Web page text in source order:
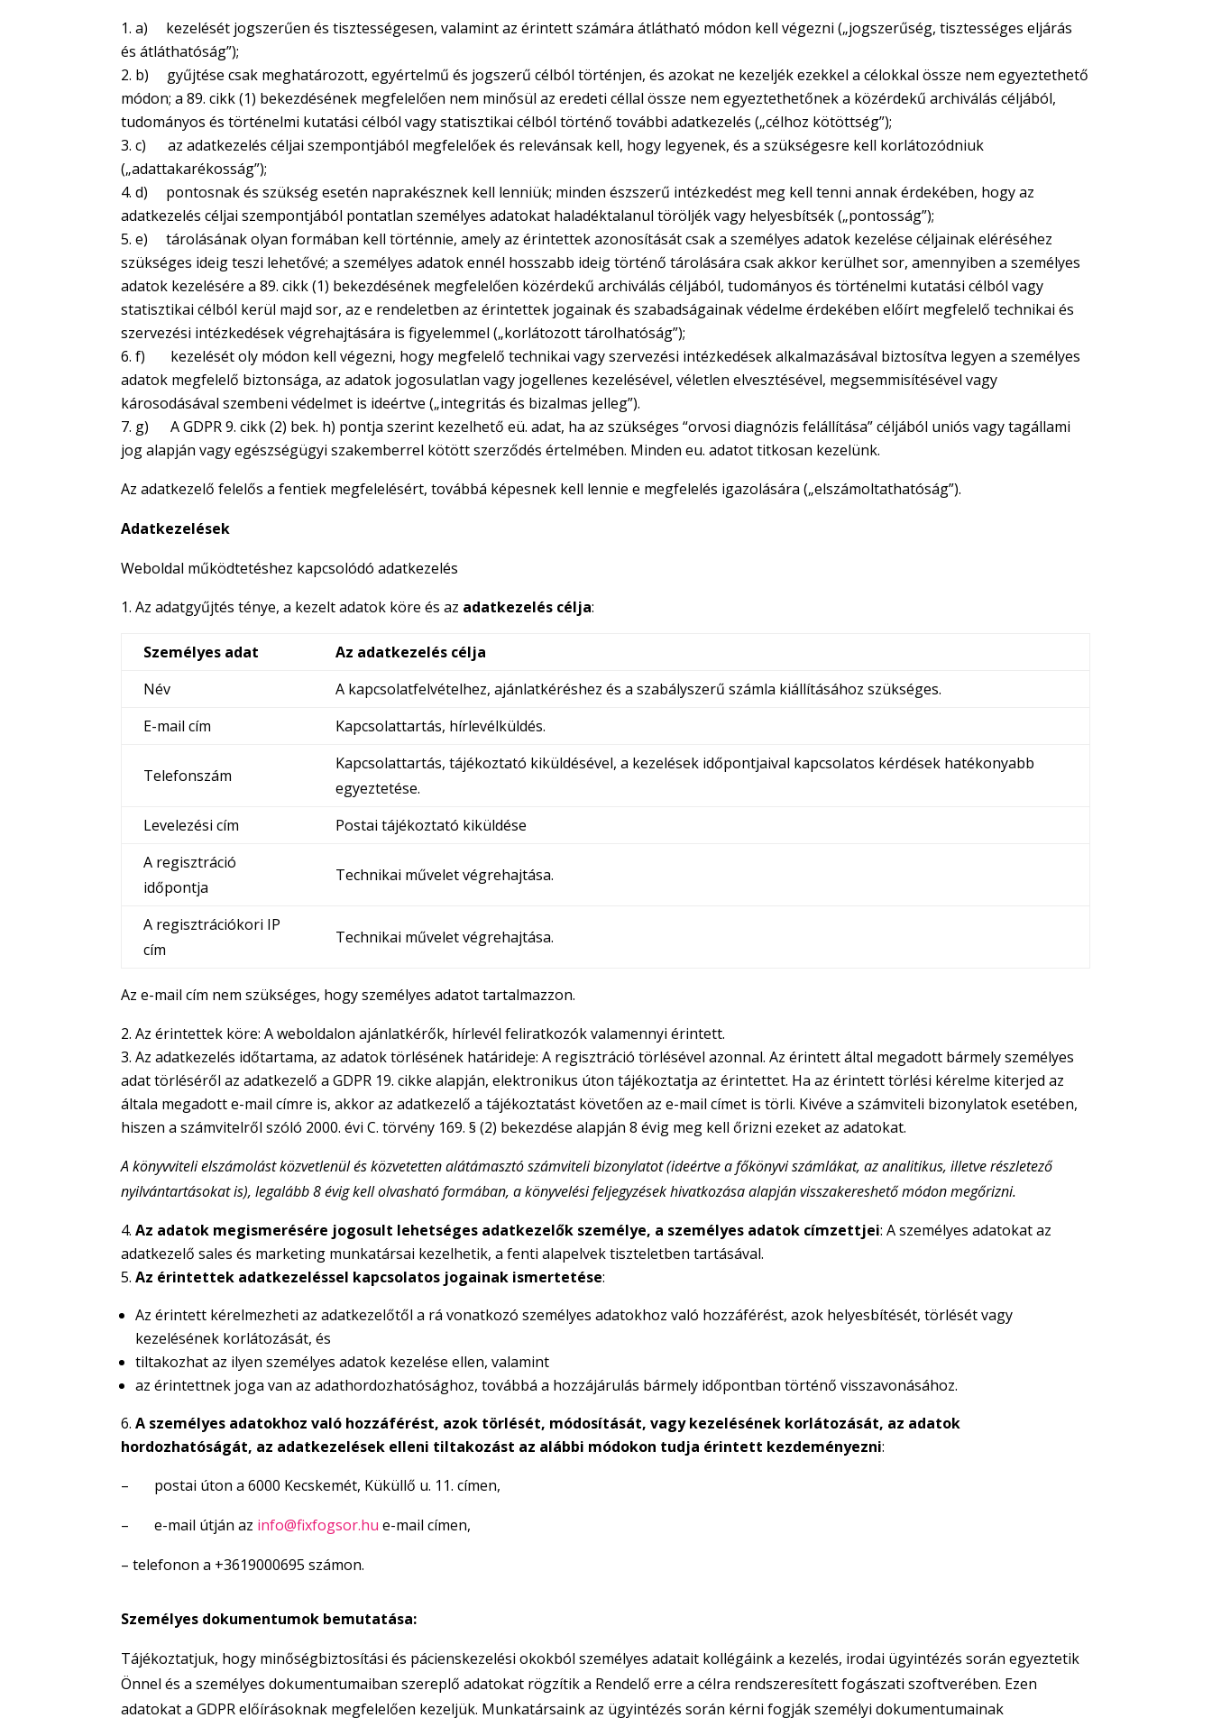
a) kezelését jogszerűen és tisztességesen, valamint az érintett számára átlátható módon kell végezni („jogszerűség, tisztességes eljárás
és átláthatóság”);
b) gyűjtése csak meghatározott, egyértelmű és jogszerű célból történjen, és azokat ne kezeljék ezekkel a célokkal össze nem egyeztethető
módon; a 89. cikk (1) bekezdésének megfelelően nem minősül az eredeti céllal össze nem egyeztethetőnek a közérdekű archiválás céljából,
tudományos és történelmi kutatási célból vagy statisztikai célból történő további adatkezelés („célhoz kötöttség”);
c) az adatkezelés céljai szempontjából megfelelőek és relevánsak kell, hogy legyenek, és a szükségesre kell korlátozódniuk
(„adattakarékosság”);
d) pontosnak és szükség esetén naprakésznek kell lenniük; minden észszerű intézkedést meg kell tenni annak érdekében, hogy az
adatkezelés céljai szempontjából pontatlan személyes adatokat haladéktalanul töröljék vagy helyesbítsék („pontosság”);
e) tárolásának olyan formában kell történnie, amely az érintettek azonosítását csak a személyes adatok kezelése céljainak eléréséhez
szükséges ideig teszi lehetővé; a személyes adatok ennél hosszabb ideig történő tárolására csak akkor kerülhet sor, amennyiben a személyes
adatok kezelésére a 89. cikk (1) bekezdésének megfelelően közérdekű archiválás céljából, tudományos és történelmi kutatási célból vagy
statisztikai célból kerül majd sor, az e rendeletben az érintettek jogainak és szabadságainak védelme érdekében előírt megfelelő technikai és
szervezési intézkedések végrehajtására is figyelemmel („korlátozott tárolhatóság”);
f) kezelését oly módon kell végezni, hogy megfelelő technikai vagy szervezési intézkedések alkalmazásával biztosítva legyen a személyes
adatok megfelelő biztonsága, az adatok jogosulatlan vagy jogellenes kezelésével, véletlen elvesztésével, megsemmisítésével vagy
károsodásával szembeni védelmet is ideértve („integritás és bizalmas jelleg”).
g) A GDPR 9. cikk (2) bek. h) pontja szerint kezelhető eü. adat, ha az szükséges “orvosi diagnózis felállítása” céljából uniós vagy tagállami
jog alapján vagy egészségügyi szakemberrel kötött szerződés értelmében. Minden eu. adatot titkosan kezelünk.
Az adatkezelő felelős a fentiek megfelelésért, továbbá képesnek kell lennie e megfelelés igazolására („elszámoltathatóság”).
Adatkezelések
Weboldal működtetéshez kapcsolódó adatkezelés
Az adatgyűjtés ténye, a kezelt adatok köre és az adatkezelés célja:
Személyes adat
Az adatkezelés célja
Név
A kapcsolatfelvételhez, ajánlatkéréshez és a szabályszerű számla kiállításához szükséges.
E-mail cím
Kapcsolattartás, hírlevélküldés.
Telefonszám
Kapcsolattartás, tájékoztató kiküldésével, a kezelések időpontjaival kapcsolatos kérdések hatékonyabb
egyeztetése.
Levelezési cím
Postai tájékoztató kiküldése
A regisztráció
időpontja
Technikai művelet végrehajtása.
A regisztrációkori IP
cím
Technikai művelet végrehajtása.
Az e-mail cím nem szükséges, hogy személyes adatot tartalmazzon.
Az érintettek köre: A weboldalon ajánlatkérők, hírlevél feliratkozók valamennyi érintett.
Az adatkezelés időtartama, az adatok törlésének határideje: A regisztráció törlésével azonnal. Az érintett által megadott bármely személyes
adat törléséről az adatkezelő a GDPR 19. cikke alapján, elektronikus úton tájékoztatja az érintettet. Ha az érintett törlési kérelme kiterjed az
általa megadott e-mail címre is, akkor az adatkezelő a tájékoztatást követően az e-mail címet is törli. Kivéve a számviteli bizonylatok esetében,
hiszen a számvitelről szóló 2000. évi C. törvény 169. § (2) bekezdése alapján 8 évig meg kell őrizni ezeket az adatokat.
A könyvviteli elszámolást közvetlenül és közvetetten alátámasztó számviteli bizonylatot (ideértve a főkönyvi számlákat, az analitikus, illetve részletező
nyilvántartásokat is), legalább 8 évig kell olvasható formában, a könyvelési feljegyzések hivatkozása alapján visszakereshető módon megőrizni.
Az adatok megismerésére jogosult lehetséges adatkezelők személye, a személyes adatok címzettjei: A személyes adatokat az
adatkezelő sales és marketing munkatársai kezelhetik, a fenti alapelvek tiszteletben tartásával.
Az érintettek adatkezeléssel kapcsolatos jogainak ismertetése:
Az érintett kérelmezheti az adatkezelőtől a rá vonatkozó személyes adatokhoz való hozzáférést, azok helyesbítését, törlését vagy
kezelésének korlátozását, és
tiltakozhat az ilyen személyes adatok kezelése ellen, valamint
az érintettnek joga van az adathordozhatósághoz, továbbá a hozzájárulás bármely időpontban történő visszavonásához.
A személyes adatokhoz való hozzáférést, azok törlését, módosítását, vagy kezelésének korlátozását, az adatok
hordozhatóságát, az adatkezelések elleni tiltakozást az alábbi módokon tudja érintett kezdeményezni:
– postai úton a 6000 Kecskemét, Küküllő u. 11. címen,
– e-mail útján az info@fixfogsor.hu e-mail címen,
– telefonon a +3619000695 számon.
Személyes dokumentumok bemutatása:
Tájékoztatjuk, hogy minőségbiztosítási és pácienskezelési okokból személyes adatait kollégáink a kezelés, irodai ügyintézés során egyeztetik
Önnel és a személyes dokumentumaiban szereplő adatokat rögzítik a Rendelő erre a célra rendszeresített fogászati szoftverében. Ezen
adatokat a GDPR előírásoknak megfelelően kezeljük. Munkatársaink az ügyintézés során kérni fogják személyi dokumentumainak